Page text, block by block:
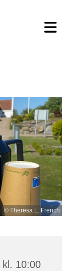
© Theresa L. French
kl. 10:00